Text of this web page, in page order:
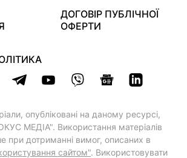
ДОГОВІР ПУБЛІЧНОЇ
ОФЕРТИ
опубліковані на даному ресурсі,
МЕДІА". Використання матеріалів
при дотриманні вимог, описаних в
сайтом". Використовувати